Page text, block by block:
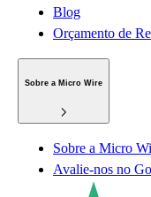
Blog
Orçamento de
Sobre a Micro Wire
Sobre a Micro
Avalie-nos no